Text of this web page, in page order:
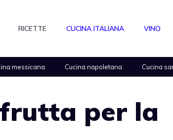
RICETTE CUCINA ITALIANA VINO
messicana Cucina napoletana Cucina
per la